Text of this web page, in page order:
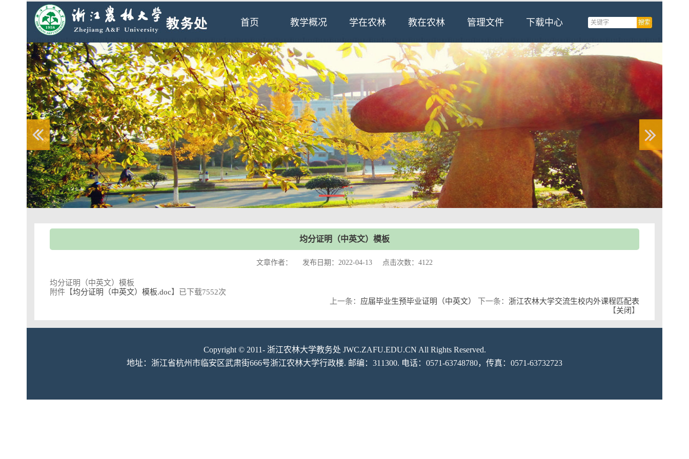
首页 教学概况 学在农林 教在农林 管理文件 下载中心
均分证明（中英文）模板
文章作者： 发布日期：2022-04-13 点击次数： 4122
均分证明（中英文）模板
附件【均分证明（中英文）模板.doc】已下载7552次
上一条： 应届毕业生预毕业证明（中英文） 下一条： 浙江农林大学交流生校内外课程匹配表
【关闭 】
Copyright © 2011- 浙江农林大学教务处 JWC.ZAFU.EDU.CN All Rights Reserved.
地址：浙江省杭州市临安区武肃街666号浙江农林大学行政楼. 邮编：311300. 电话：0571-63748780，传真：0571-63732723